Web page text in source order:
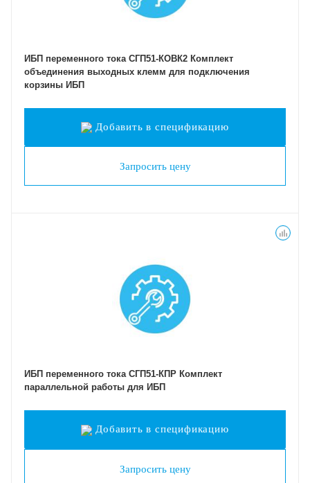
ИБП переменного тока СГП51-КОВК2 Комплект
объединения выходных клемм для подключения
корзины ИБП
Добавить в спецификацию
Запросить цену
ИБП переменного тока СГП51-КПР Комплект
параллельной работы для ИБП
Добавить в спецификацию
Запросить цену